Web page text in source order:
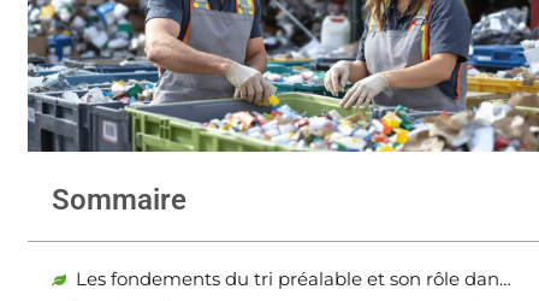
Sommaire
Les fondements du tri préalable et son rôle dans la gestion écologique des déchets